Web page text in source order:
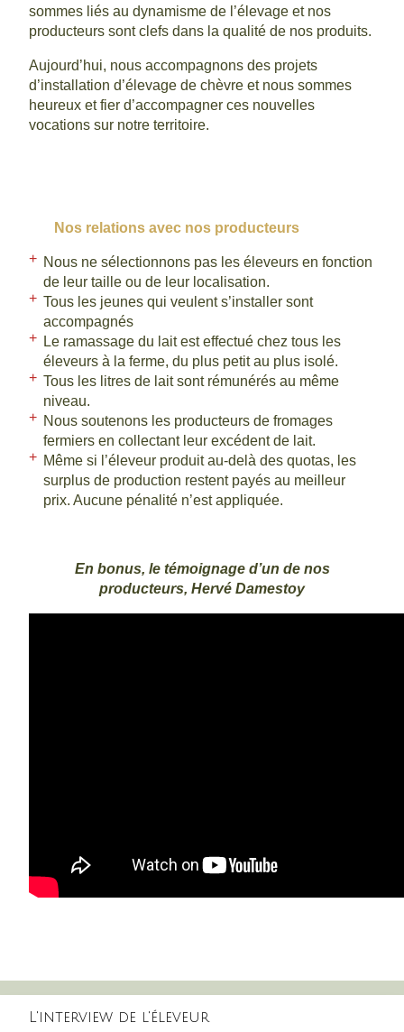
sommes liés au dynamisme de l’élevage et nos
producteurs sont clefs dans la qualité de nos produits.
Aujourd’hui, nous accompagnons des projets
d’installation d’élevage de chèvre et nous sommes
heureux et fier d’accompagner ces nouvelles
vocations sur notre territoire.
Nos relations avec nos producteurs
Nous ne sélectionnons pas les éleveurs en fonction
de leur taille ou de leur localisation.
Tous les jeunes qui veulent s’installer sont
accompagnés
Le ramassage du lait est effectué chez tous les
éleveurs à la ferme, du plus petit au plus isolé.
Tous les litres de lait sont rémunérés au même
niveau.
Nous soutenons les producteurs de fromages
fermiers en collectant leur excédent de lait.
Même si l’éleveur produit au-delà des quotas, les
surplus de production restent payés au meilleur
prix. Aucune pénalité n’est appliquée.
En bonus, le témoignage d’un de nos
producteurs, Hervé Damestoy
L'interview de l'éleveur